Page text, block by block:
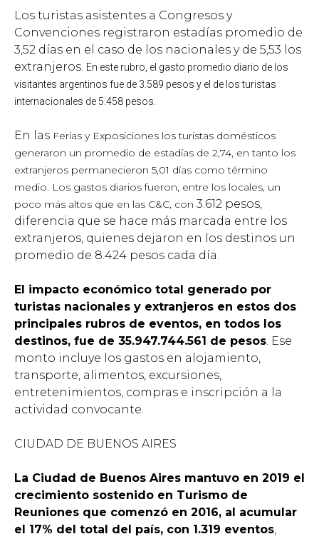
Los turistas asistentes a Congresos y
Convenciones registraron estadías promedio de
3,52 días en el caso de los nacionales y de 5,53 los
extranjeros. En este rubro, el gasto promedio diario de los
visitantes argentinos fue de 3.589 pesos y el de los turistas
internacionales de 5.458 pesos.
En las Ferias y Exposiciones los turistas domésticos
generaron un promedio de estadías de 2,74, en tanto los
extranjeros permanecieron 5,01 días como término
medio. Los gastos diarios fueron, entre los locales, un
poco más altos que en las C&C, con 3.612 pesos,
diferencia que se hace más marcada entre los
extranjeros, quienes dejaron en los destinos un
promedio de 8.424 pesos cada día.
El impacto económico total generado por
turistas nacionales y extranjeros en estos dos
principales rubros de eventos, en todos los
destinos, fue de 35.947.744.561 de pesos. Ese
monto incluye los gastos en alojamiento,
transporte, alimentos, excursiones,
entretenimientos, compras e inscripción a la
actividad convocante.
CIUDAD DE BUENOS AIRES
La Ciudad de Buenos Aires mantuvo en 2019 el
crecimiento sostenido en Turismo de
Reuniones que comenzó en 2016, al acumular
el 17% del total del país, con 1.319 eventos,